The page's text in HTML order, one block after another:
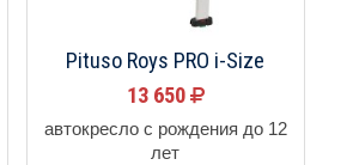
Pituso Roys PRO i-Size
13 650
автокресло с рождения до 12
лет